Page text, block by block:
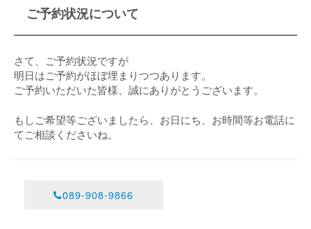
ご予約状況について
さて、ご予約状況ですが
明日はご予約がほぼ埋まりつつあります。
ご予約いただいた皆様、誠にありがとうございます。
もしご希望等ございましたら、お日にち、お時間等お電話に
てご相談くださいね。
089-908-9866